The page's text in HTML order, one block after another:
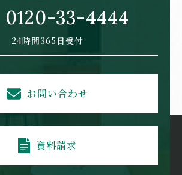
0120-33-4444
24時間365日受付
お問い合わせ
資料請求